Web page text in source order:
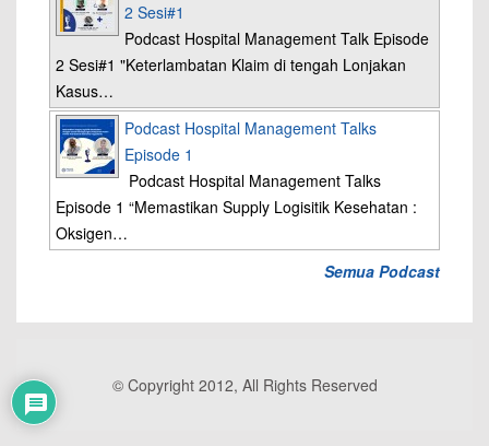
2 Sesi#1
Podcast Hospital Management Talk Episode
2 Sesi#1 "Keterlambatan Klaim di tengah Lonjakan
Kasus…
Podcast Hospital Management Talks
Episode 1
Podcast Hospital Management Talks
Episode 1 “Memastikan Supply Logisitik Kesehatan :
Oksigen…
Semua Podcast
© Copyright 2012, All Rights Reserved